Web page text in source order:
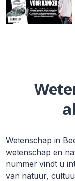
Wetenschap in
wetenschap en
nummer vindt u
van natuur,